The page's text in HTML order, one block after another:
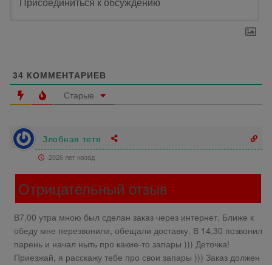
34 КОММЕНТАРИЕВ
Старые
Злобная тетя
2026 лет назад
Отрицательный отзыв
В7,00 утра мною был сделан заказ через интернет. Ближе к
обеду мне перезвонили, обещали доставку. В 14,30 позвонил
парень и начал ныть про какие-то запары ))) Деточка!
Приезжай, я расскажу тебе про свои запары ))) Заказ должен